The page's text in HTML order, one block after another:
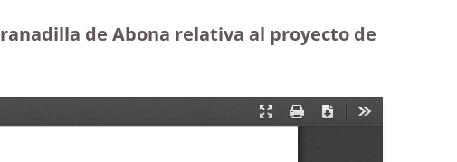
de Abona relativa al proyecto de